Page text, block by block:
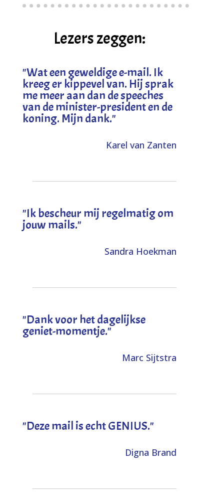
Lezers zeggen:
"Wat een geweldige e-mail. Ik
kreeg er kippevel van. Hij sprak
me meer aan dan de speeches
van de minister-president en de
koning. Mijn dank."
Karel van Zanten
"Ik bescheur mij regelmatig om
jouw mails."
Sandra Hoekman
"Dank voor het dagelijkse
geniet-momentje."
Marc Sijtstra
"Deze mail is echt GENIUS."
Digna Brand